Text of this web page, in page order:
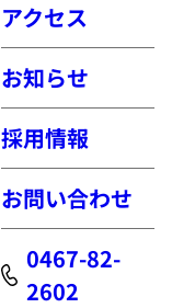
アクセス
お知らせ
採用情報
お問い合わせ
0467-82-
2602